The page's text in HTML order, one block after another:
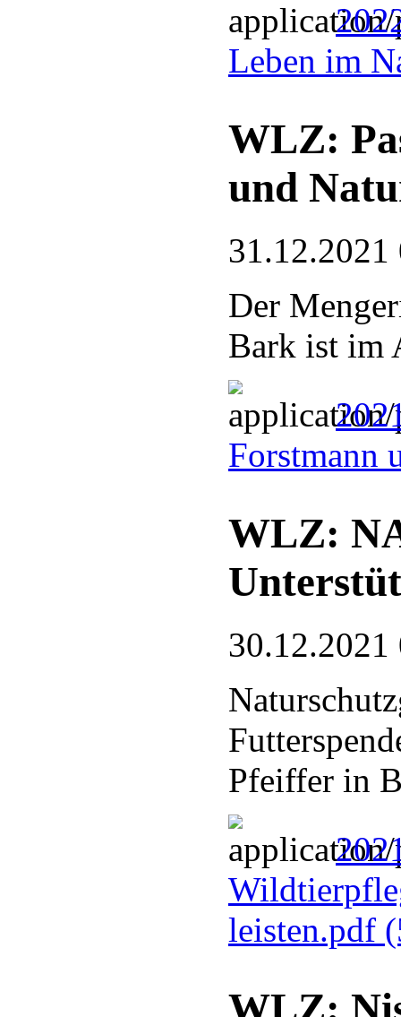
Leben im
WLZ:
und
31.12.2021
Der
Bark ist im
Forstmann
WLZ:
30.12.2021
Pfeiffer in
leisten.pdf
WLZ: